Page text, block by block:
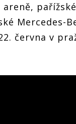
areně,
Mercedes-
června v